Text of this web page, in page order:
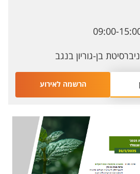
בן-גוריון בנגב
הרשמה לאירוע